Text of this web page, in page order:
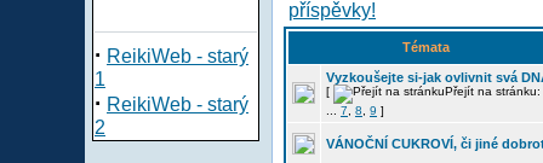
· ReikiWeb - starý
1
· ReikiWeb - starý
2
Témata
Vyzkoušejte si-jak ovlivnit svá
[
Přejít na stránku:
7 8 9 ]
VÁNOČNÍ CUKROVÍ, či jiné